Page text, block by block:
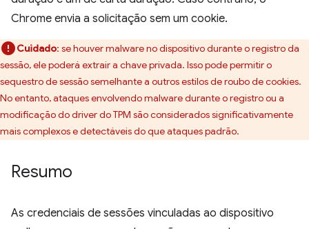
Chrome envia a solicitação sem um cookie.
Cuidado: se houver malware no dispositivo durante o registro da
sessão, ele poderá extrair a chave privada. Isso pode permitir o
sequestro de sessão semelhante a outros estilos de roubo de cookies.
No entanto, ataques envolvendo malware durante o registro ou a
modificação do driver do TPM são considerados significativamente
mais complexos e detectáveis do que ataques padrão.
Resumo
As credenciais de sessões vinculadas ao dispositivo